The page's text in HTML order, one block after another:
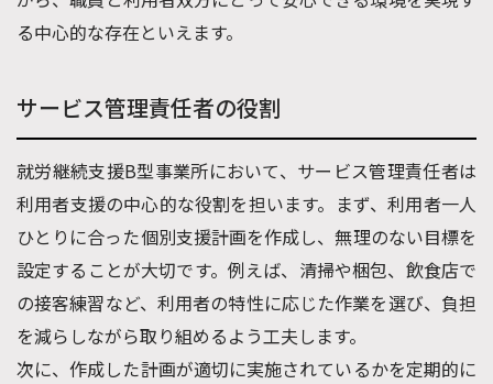
る中心的な存在といえます。
サービス管理責任者の役割
就労継続支援B型事業所において、サービス管理責任者は
利用者支援の中心的な役割を担います。まず、利用者一人
ひとりに合った個別支援計画を作成し、無理のない目標を
設定することが大切です。例えば、清掃や梱包、飲食店で
の接客練習など、利用者の特性に応じた作業を選び、負担
を減らしながら取り組めるよう工夫します。
次に、作成した計画が適切に実施されているかを定期的に